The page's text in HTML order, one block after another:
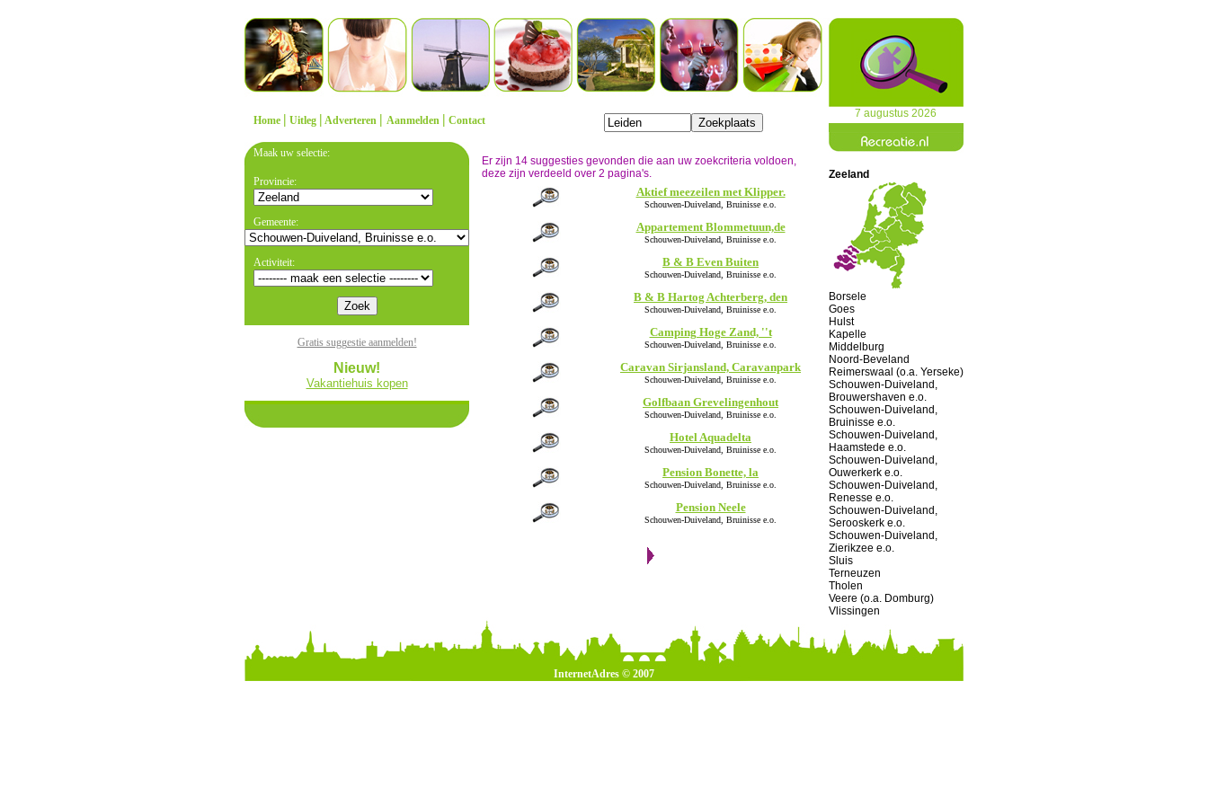
Home | Uitleg | Adverteren | Aanmelden | Contact
7 augustus 2026
Maak uw selectie:
Provincie:
Gemeente:
Activiteit:
Gratis suggestie aanmelden!
Nieuw!
Vakantiehuis kopen
Er zijn 14 suggesties gevonden die aan uw zoekcriteria voldoen,
deze zijn verdeeld over 2 pagina's.
Aktief meezeilen met Klipper.
Schouwen-Duiveland, Bruinisse e.o.
Appartement Blommetuun,de
Schouwen-Duiveland, Bruinisse e.o.
B & B Even Buiten
Schouwen-Duiveland, Bruinisse e.o.
B & B Hartog Achterberg, den
Schouwen-Duiveland, Bruinisse e.o.
Camping Hoge Zand, ''t
Schouwen-Duiveland, Bruinisse e.o.
Caravan Sirjansland, Caravanpark
Schouwen-Duiveland, Bruinisse e.o.
Golfbaan Grevelingenhout
Schouwen-Duiveland, Bruinisse e.o.
Hotel Aquadelta
Schouwen-Duiveland, Bruinisse e.o.
Pension Bonette, la
Schouwen-Duiveland, Bruinisse e.o.
Pension Neele
Schouwen-Duiveland, Bruinisse e.o.
Zeeland
Borsele
Goes
Hulst
Kapelle
Middelburg
Noord-Beveland
Reimerswaal (o.a. Yerseke)
Schouwen-Duiveland,
Brouwershaven e.o.
Schouwen-Duiveland,
Bruinisse e.o.
Schouwen-Duiveland,
Haamstede e.o.
Schouwen-Duiveland,
Ouwerkerk e.o.
Schouwen-Duiveland,
Renesse e.o.
Schouwen-Duiveland,
Serooskerk e.o.
Schouwen-Duiveland,
Zierikzee e.o.
Sluis
Terneuzen
Tholen
Veere (o.a. Domburg)
Vlissingen
InternetAdres © 2007